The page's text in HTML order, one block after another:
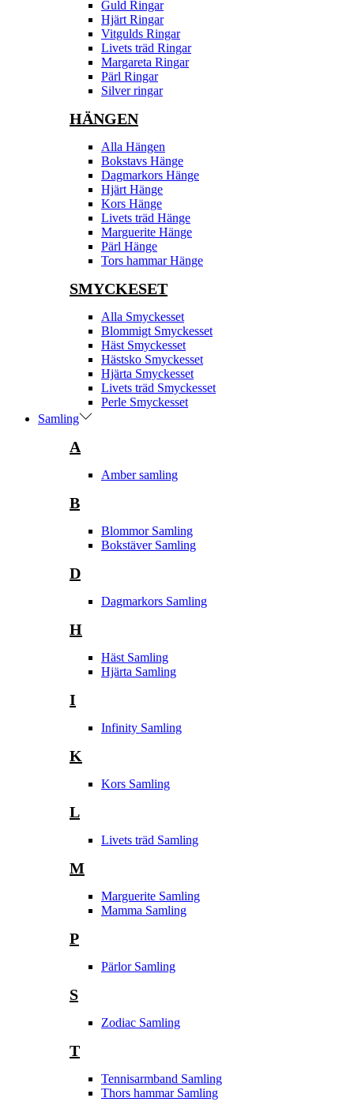
Guld Ringar
Hjärt Ringar
Vitgulds Ringar
Livets träd Ringar
Margareta Ringar
Pärl Ringar
Silver ringar
HÄNGEN
Alla Hängen
Bokstavs Hänge
Dagmarkors Hänge
Hjärt Hänge
Kors Hänge
Livets träd Hänge
Marguerite Hänge
Pärl Hänge
Tors hammar Hänge
SMYCKESET
Alla Smyckesset
Blommigt Smyckesset
Häst Smyckesset
Hästsko Smyckesset
Hjärta Smyckesset
Livets träd Smyckesset
Perle Smyckesset
Samling
A
Amber samling
B
Blommor Samling
Bokstäver Samling
D
Dagmarkors Samling
H
Häst Samling
Hjärta Samling
I
Infinity Samling
K
Kors Samling
L
Livets träd Samling
M
Marguerite Samling
Mamma Samling
P
Pärlor Samling
S
Zodiac Samling
T
Tennisarmband Samling
Thors hammar Samling